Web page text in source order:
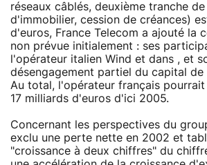
réseaux câblés, deuxième tranche
d'immobilier, cession de créances)
d'euros, France Telecom a ajouté la
non prévue initialement : ses
l'opérateur italien Wind et dans , et
désengagement partiel du capital de
Au total, l'opérateur français pourrait
17 milliards d'euros d'ici 2005.
Concernant les perspectives du
exclu une perte nette en 2002 et
"croissance à deux chiffres" du